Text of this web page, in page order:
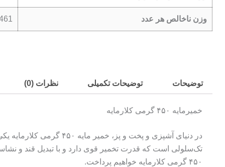
وزن ناخالص هر عدد 461
توضیحات توضیحات تکمیلی نظرات (0)
خمیرمایه ۴۵۰ گرمی کلارمایه
در دنیای آشپزی و پخت
تک‌سلولی است که قدرت تخمیر قوی دارد و با تبدیل قند و
۴۵۰ گرمی کلارمایه خواهیم پرداخت.